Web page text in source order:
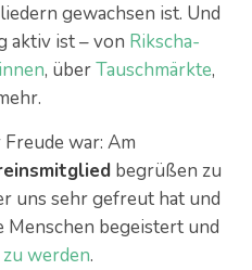
gewachsen ist. Und
aktiv ist – von Rikscha-
, überTauschmärkte,
war: Am
begrüßen zu
uns sehr gefreut hat und
Menschen begeistert und
werden.